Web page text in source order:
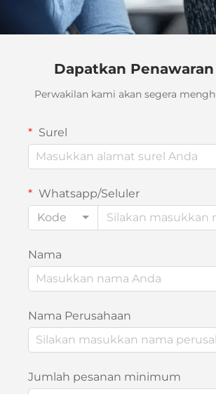
Dapatkan Penawaran
Perwakilan kami akan segera
Surel
Whatsapp/Seluler
Kode
Nama
Nama Perusahaan
Jumlah pesanan minimum